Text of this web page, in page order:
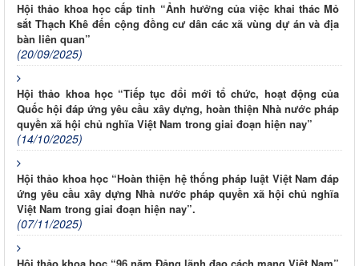
Hội thảo khoa học cấp tỉnh “Ảnh hưởng của việc khai thác Mỏ
sắt Thạch Khê đến cộng đồng cư dân các xã vùng dự án và địa
bàn liên quan”
(20/09/2025)
Hội thảo khoa học “Tiếp tục đổi mới tổ chức, hoạt động của
Quốc hội đáp ứng yêu cầu xây dựng, hoàn thiện Nhà nước pháp
quyền xã hội chủ nghĩa Việt Nam trong giai đoạn hiện nay”
(14/10/2025)
Hội thảo khoa học “Hoàn thiện hệ thống pháp luật Việt Nam đáp
ứng yêu cầu xây dựng Nhà nước pháp quyền xã hội chủ nghĩa
Việt Nam trong giai đoạn hiện nay”.
(07/11/2025)